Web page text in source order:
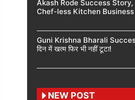
Akash Rode Success
Chef-less Kitchen Business
Guni Krishna Bharali
दिन में खत्म फिर भी नहीं टूटा!
NEW POST